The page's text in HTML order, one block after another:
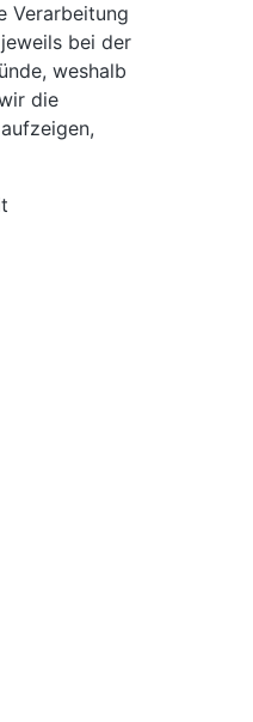
Verarbeitung
bei der
weshalb
die